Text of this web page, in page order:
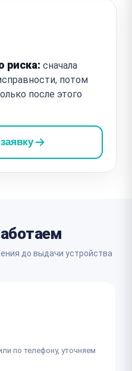
риска: сначала
потом
после этого
до выдачи устройства
по телефону, уточняем